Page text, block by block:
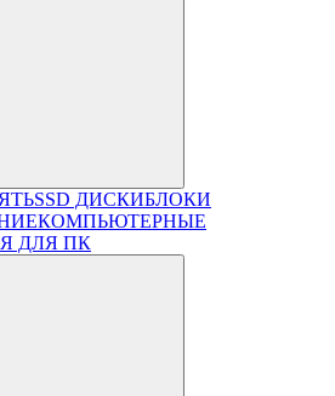
SSD ДИСКИБЛОКИ
КОМПЬЮТЕРНЫЕ
ДЛЯ ПК